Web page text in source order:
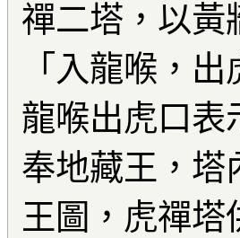
禪二塔，以黃
「入龍喉，
龍喉出虎口表
奉地藏王，塔
王圖，虎禪塔